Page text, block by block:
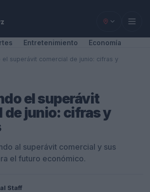
Entretenimiento Economía
el superávit comercial de junio: cifras y
el superávit
de junio: cifras y
al superávit comercial y sus
el futuro económico.
Staff